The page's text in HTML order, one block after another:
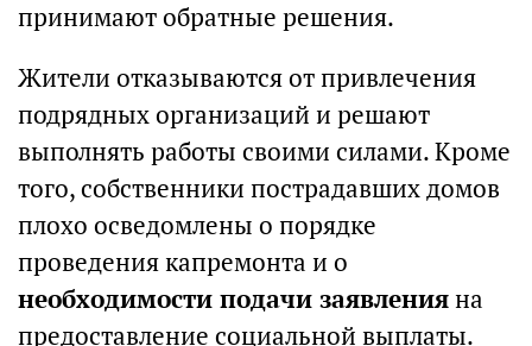
принимают обратные решения.
Жители отказываются от привлечения
подрядных организаций и решают
выполнять работы своими силами. Кроме
того, собственники пострадавших домов
плохо осведомлены о порядке
проведения капремонта и о
необходимости подачи заявленияна
предоставление социальной выплаты.